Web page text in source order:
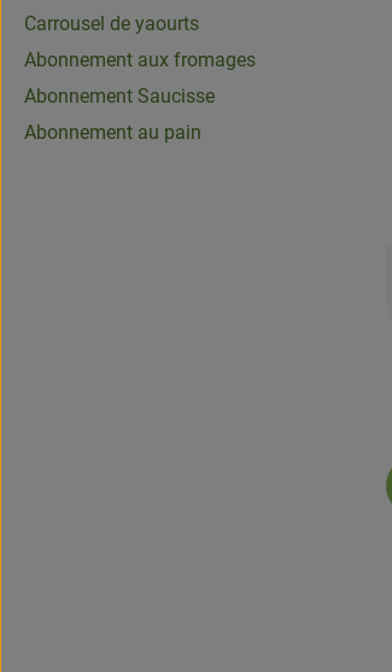
Carrousel de yaourts
Abonnement aux fromages
Abonnement Saucisse
Abonnement au pain